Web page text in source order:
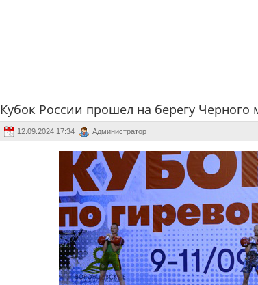
Кубок России прошел на берегу Черного
12.09.2024 17:34 Администратор